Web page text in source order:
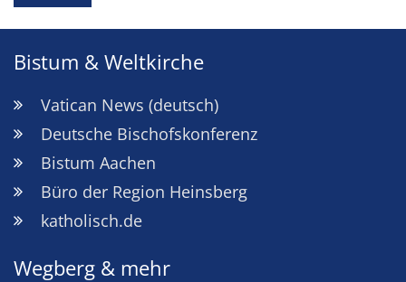
Bistum & Weltkirche
Vatican News (deutsch)
Deutsche Bischofskonferenz
Bistum Aachen
Büro der Region Heinsberg
katholisch.de
Wegberg & mehr